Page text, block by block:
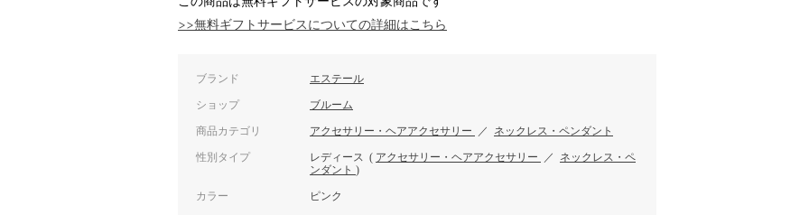
>>無料ギフトサービスについての詳細はこちら
ブランド エステール
ショップ ブルーム
商品カテゴリ アクセサリー・ヘアアクセサリー ／ ネックレス・ペンダント
性別タイプ レディース ( アクセサリー・ヘアアクセサリー ／ ネックレス・ペ
ンダント )
カラー ピンク